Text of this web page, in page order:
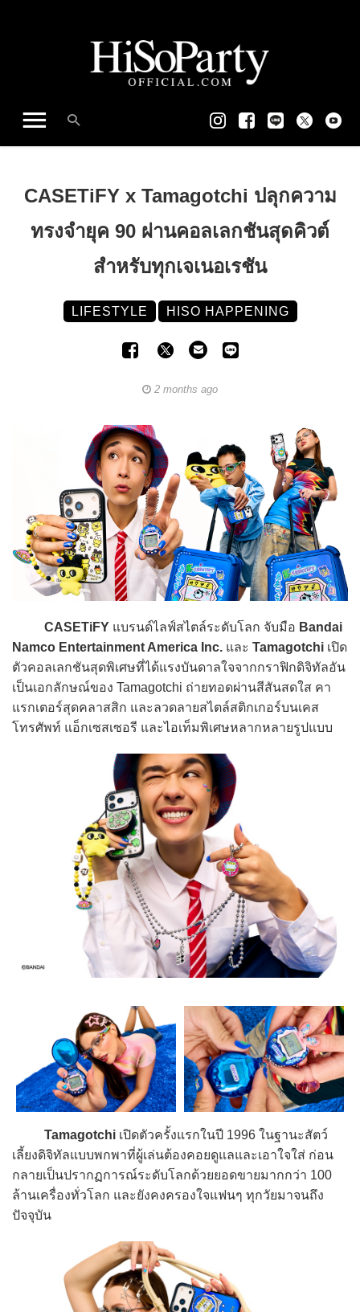
CASETiFY x Tamagotchi ปลุกความ
ทรงจำยุค 90 ผ่านคอลเลกชันสุดคิวต์
สำหรับทุกเจเนอเรชัน
LIFESTYLE HISO HAPPENING
2 months ago
CASETiFY แบรนด์ไลฟ์สไตล์ระดับโลก จับมือ Bandai
Namco Entertainment America Inc. และ Tamagotchi เปิด
ตัวคอลเลกชันสุดพิเศษที่ได้แรงบันดาลใจจากกราฟิกดิจิทัลอัน
เป็นเอกลักษณ์ของ Tamagotchi ถ่ายทอดผ่านสีสันสดใส คา
แรกเตอร์สุดคลาสสิก และลวดลายสไตล์สติกเกอร์บนเคส
โทรศัพท์ แอ็กเซสเซอรี และไอเท็มพิเศษหลากหลายรูปแบบ
Tamagotchi เปิดตัวครั้งแรกในปี 1996 ในฐานะสัตว์
เลี้ยงดิจิทัลแบบพกพาที่ผู้เล่นต้องคอยดูแลและเอาใจใส่ ก่อน
กลายเป็นปรากฏการณ์ระดับโลกด้วยยอดขายมากกว่า 100
ล้านเครื่องทั่วโลก และยังคงครองใจแฟนๆ ทุกวัยมาจนถึง
ปัจจุบัน